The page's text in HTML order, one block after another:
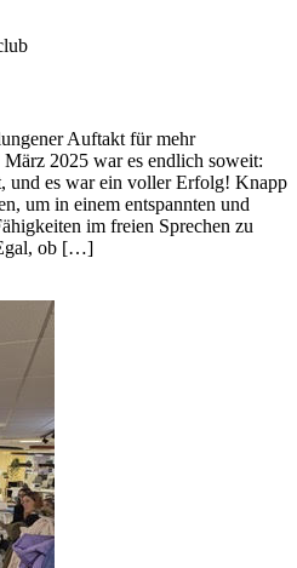
Auftakt für mehr
2025 war es endlich soweit:
und es war ein voller Erfolg! Knapp
um in einem entspannten und
im freien Sprechen zu
ob […]